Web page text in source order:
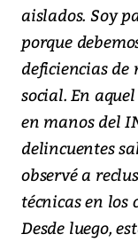
aislados. Soy
porque
deficiencias de
social. En
en manos del
delincuentes
observé a
técnicas en los
Desde luego,